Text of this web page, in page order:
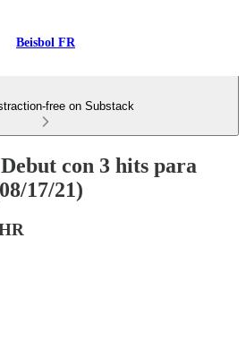
Beisbol FR
free on Substack
con 3 hits para
17/21)